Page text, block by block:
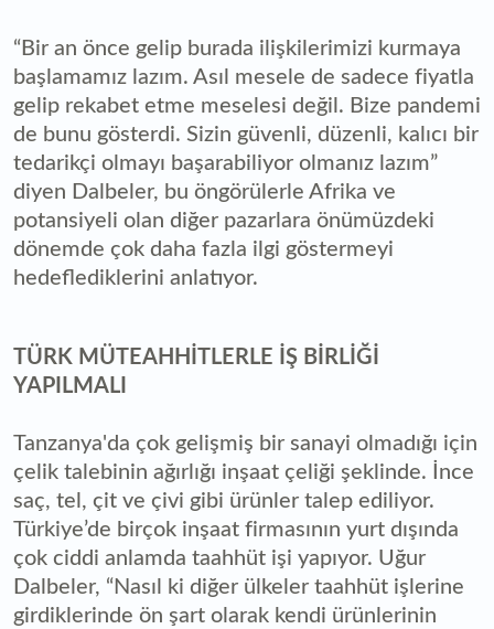
“Bir an önce gelip burada ilişkilerimizi kurmaya
başlamamız lazım. Asıl mesele de sadece fiyatla
gelip rekabet etme meselesi değil. Bize pandemi
de bunu gösterdi. Sizin güvenli, düzenli, kalıcı bir
tedarikçi olmayı başarabiliyor olmanız lazım”
diyen Dalbeler, bu öngörülerle Afrika ve
potansiyeli olan diğer pazarlara önümüzdeki
dönemde çok daha fazla ilgi göstermeyi
hedeflediklerini anlatıyor.
TÜRK MÜTEAHHİTLERLE İŞ BİRLİĞİ
YAPILMALI
Tanzanya'da çok gelişmiş bir sanayi olmadığı için
çelik talebinin ağırlığı inşaat çeliği şeklinde. İnce
saç, tel, çit ve çivi gibi ürünler talep ediliyor.
Türkiye’de birçok inşaat firmasının yurt dışında
çok ciddi anlamda taahhüt işi yapıyor. Uğur
Dalbeler, “Nasıl ki diğer ülkeler taahhüt işlerine
girdiklerinde ön şart olarak kendi ürünlerinin